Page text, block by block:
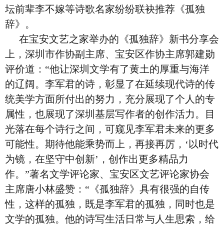
坛前辈李不嫁等诗歌名家纷纷联袂推荐《孤独
辞》。
在宝安文艺之家举办的《孤独辞》新书分享会
上，深圳市作协副主席、宝安区作协主席郭建勋
评价道：“他让深圳文学有了黄土的厚重与海洋
的辽阔。李军君的诗，彰显了在延续现代诗的传
统美学方面所付出的努力，充分展现了个人的专
属性，也展现了深圳基层写作者的创作活力。目
光落在每个诗行之间，可窥见李军君未来的更多
可能性。期待他能乘势而上，再接再厉，‘以时代
为镜，在坚守中创新’，创作出更多精品力
作。”著名文学评论家、宝安区文艺评论家协会
主席唐小林盛赞：“《孤独辞》具有很强的自传
性，这样的孤独，既是李军君的孤独，同时也是
文学的孤独。他的诗写生活日常与人生思索，给